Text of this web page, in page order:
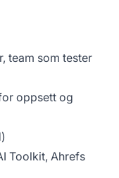
team som tester
oppsett og
Toolkit, Ahrefs